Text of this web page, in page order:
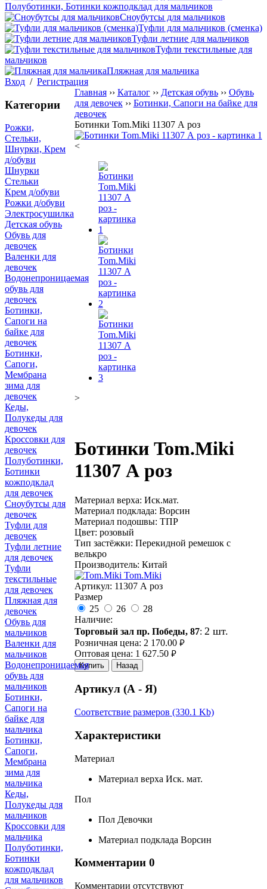
Полуботинки, Ботинки кожподклад для мальчиков
Сноубутсы для мальчиков
Туфли для мальчиков (сменка)
Туфли летние для мальчиков
Туфли текстильные для
мальчиков
Пляжная для мальчика
Вход / Регистрация
Главная ›› Каталог ›› Детская обувь ›› Обувь
для девочек ›› Ботинки, Сапоги на байке для
девочек
Ботинки Tom.Miki 11307 А роз
<
>
Ботинки Tom.Miki
11307 А роз
Материал верха: Иск.мат.
Материал подклада: Ворсин
Материал подошвы: ТПР
Цвет: розовый
Тип застёжки: Перекидной ремешок с
велькро
Производитель: Китай
Tom.Miki
Артикул: 11307 А роз
Размер
25
26
28
Наличие:
Торговый зал пр. Победы, 87: 2 шт.
Розничная цена: 2 170.00 руб.
Оптовая цена: 1 627.50 руб.
Купить Назад
Артикул (А - Я)
Соответствие размеров (330.1 Kb)
Характеристики
Материал
Материал верха Иск. мат.
Пол
Пол Девочки
Материал подклада Ворсин
Комментарии 0
Комментарии отсутствуют
Категории
Рожки,
Стельки,
Шнурки, Крем
д/обуви
Шнурки
Стельки
Крем д/обуви
Рожки д/обуви
Электросушилка
Детская обувь
Обувь для
девочек
Валенки для
девочек
Водонепроницаемая
обувь для
девочек
Ботинки,
Сапоги на
байке для
девочек
Ботинки,
Сапоги,
Мембрана
зима для
девочек
Кеды,
Полукеды для
девочек
Кроссовки для
девочек
Полуботинки,
Ботинки
кожподклад
для девочек
Сноубутсы для
девочек
Туфли для
девочек
Туфли летние
для девочек
Туфли
текстильные
для девочек
Пляжная для
девочек
Обувь для
мальчиков
Валенки для
мальчиков
Водонепроницаемая
обувь для
мальчиков
Ботинки,
Сапоги на
байке для
мальчика
Ботинки,
Сапоги,
Мембрана
зима для
мальчика
Кеды,
Полукеды для
мальчиков
Кроссовки для
мальчика
Полуботинки,
Ботинки
кожподклад
для мальчиков